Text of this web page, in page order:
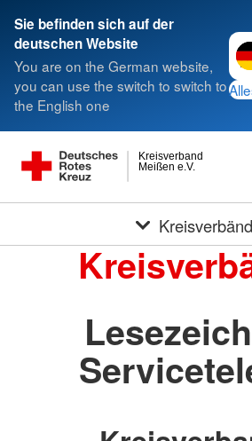
Sie befinden sich auf der
deutschen Website
You are on the German website,
you can use the switch to switch to
the English one
Meißen e.V.
Kreisverband